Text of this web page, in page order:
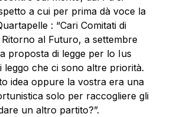
a cui per prima dà voce la
: “Cari Comitati di
al Futuro, a settembre
proposta di legge per lo Ius
leggo che ci sono altre priorità.
idea oppure la vostra era una
solo per raccogliere gli
un altro partito?”.